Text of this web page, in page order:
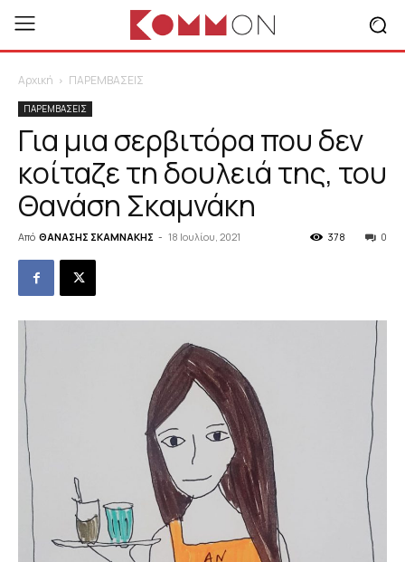
Αρχική ΠΑΡΕΜΒΑΣΕΙΣ
ΠΑΡΕΜΒΑΣΕΙΣ
Για μια σερβιτόρα που δεν
κοίταζε τη δουλειά της, του
Θανάση Σκαμνάκη
Από ΘΑΝΑΣΗΣ ΣΚΑΜΝΑΚΗΣ - 18 Ιουλίου, 2021 0
378